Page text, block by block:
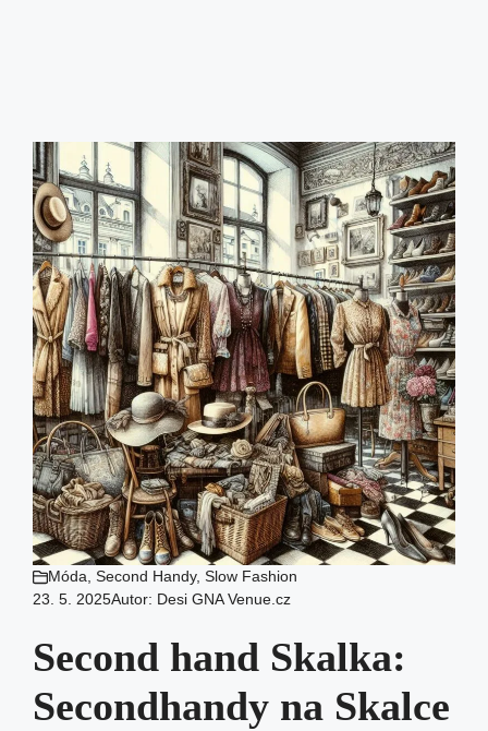
Móda Second Handy, Slow Fashion
23. 5. 2025Autor: Desi GNA Venue.cz
Second hand Skalka:
Secondhandy na Skalce